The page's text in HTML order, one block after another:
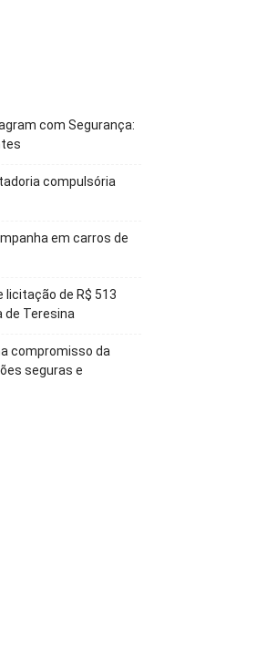
com Segurança:
compulsória
em carros de
licitação de R$ 513
de Teresina
compromisso da
seguras e